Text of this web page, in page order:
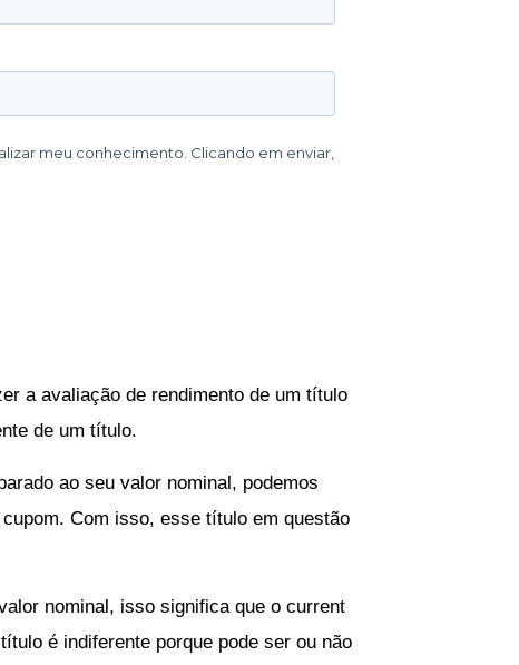
a avaliação de rendimento de um título
de um título.
ao seu valor nominal, podemos
Com isso, esse título em questão
nominal, isso significa que o current
é indiferente porque pode ser ou não